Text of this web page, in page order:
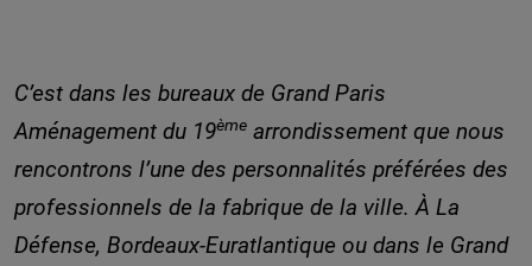
C’est dans les bureaux de Grand Paris
Aménagement du 19ème arrondissement que nous
rencontrons l’une des personnalités préférées des
professionnels de la fabrique de la ville. À La
Défense, Bordeaux-Euratlantique ou dans le Grand